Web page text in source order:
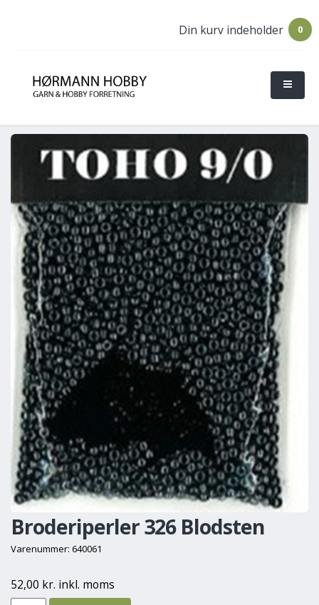
0
Din kurv indeholder
Broderiperler 326 Blodsten
Varenummer: 640061
52,00 kr. inkl. moms